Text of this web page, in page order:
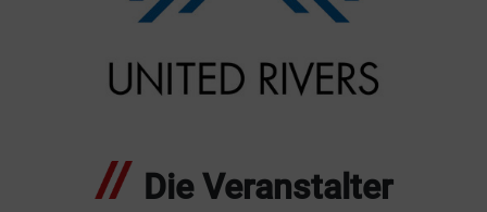
Die Veranstalter